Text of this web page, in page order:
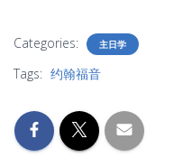
Categories: 主日学
Tags: 约翰福音